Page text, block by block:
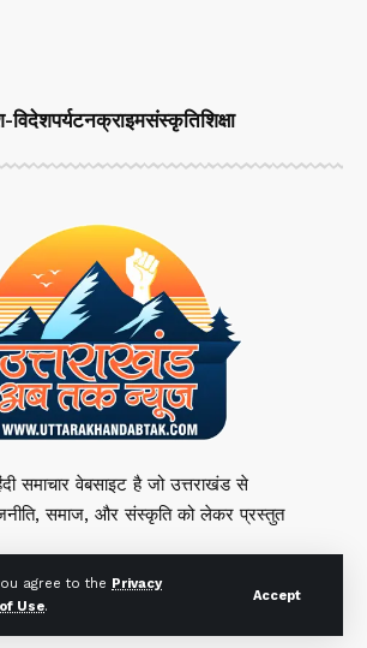
agree to the Privacy
Use.
Accept
विदेशपर्यटनक्राइमसंस्कृतिशिक्षा
समाचार वेबसाइट है जो उत्तराखंड से
समाज, और संस्कृति को लेकर प्रस्तुत